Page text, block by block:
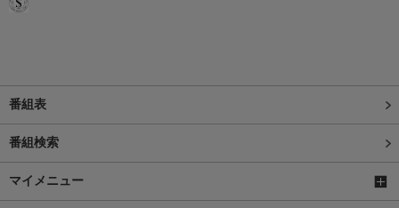
番組表
番組検索
マイメニュー